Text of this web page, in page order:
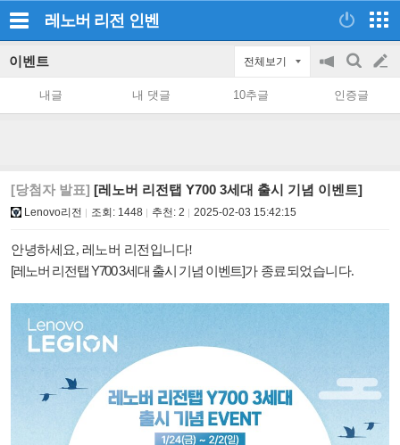
레노버 리전 인벤
이벤트 전체보기
공
on/off
검
색
글
쓰
내글 내 댓글 10추글 인증글
[당첨자 발표] [레노버 리전탭 Y700 3세대 출시 기념 이벤트]
Lenovo리전 조회: 1448 추천: 2 2025-02-03 15:42:15
안녕하세요, 레노버 리전입니다!
[레노버 리전탭 Y700 3세대 출시 기념 이벤트]가 종료되었습니다.